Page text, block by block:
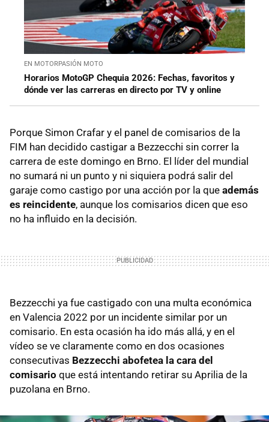
EN MOTORPASIÓN MOTO
Horarios MotoGP Chequia 2026: Fechas, favoritos y
dónde ver las carreras en directo por TV y online
Porque Simon Crafar y el panel de comisarios de la
FIM han decidido castigar a Bezzecchi sin correr la
carrera de este domingo en Brno. El líder del mundial
no sumará ni un punto y ni siquiera podrá salir del
garaje como castigo por una acción por la que además
es reincidente, aunque los comisarios dicen que eso
no ha influido en la decisión.
Bezzecchi ya fue castigado con una multa económica
en Valencia 2022 por un incidente similar por un
comisario. En esta ocasión ha ido más allá, y en el
vídeo se ve claramente como en dos ocasiones
consecutivas Bezzecchi abofetea la cara del
comisario que está intentando retirar su Aprilia de la
puzolana en Brno.